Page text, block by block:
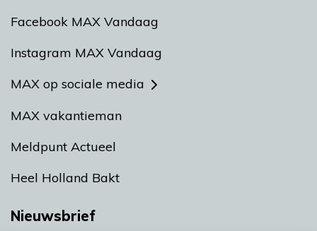
Facebook MAX Vandaag
Instagram MAX Vandaag
MAX op sociale media
MAX vakantieman
Meldpunt Actueel
Heel Holland Bakt
Nieuwsbrief